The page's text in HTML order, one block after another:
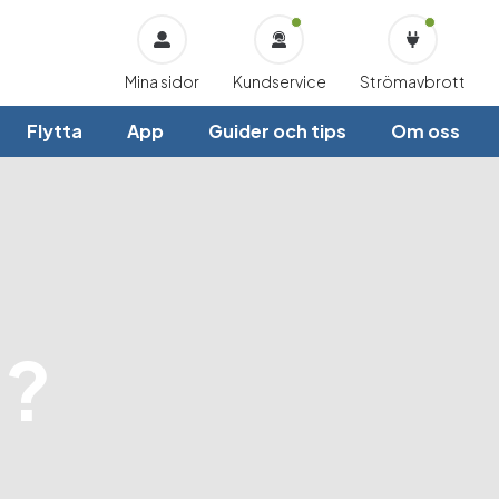
Mina sidor Kundservice Strömavbrott
Flytta App Guider och tips Om oss